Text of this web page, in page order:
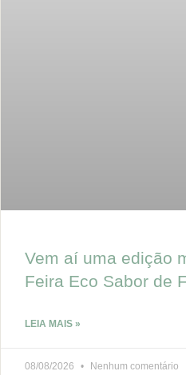
Vem aí uma edição
Feira Eco Sabor de
LEIA MAIS »
08/08/2026 Nenhum comentário